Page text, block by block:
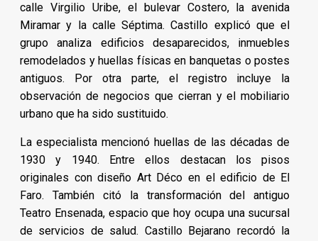
calle Virgilio Uribe, el bulevar Costero, la avenida
Miramar y la calle Séptima. Castillo explicó que el
grupo analiza edificios desaparecidos, inmuebles
remodelados y huellas físicas en banquetas o postes
antiguos. Por otra parte, el registro incluye la
observación de negocios que cierran y el mobiliario
urbano que ha sido sustituido.
La especialista mencionó huellas de las décadas de
1930 y 1940. Entre ellos destacan los pisos
originales con diseño Art Déco en el edificio de El
Faro. También citó la transformación del antiguo
Teatro Ensenada, espacio que hoy ocupa una sucursal
de servicios de salud. Castillo Bejarano recordó la